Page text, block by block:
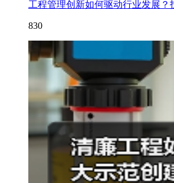
工程管理创新如何驱动行业发展？
830